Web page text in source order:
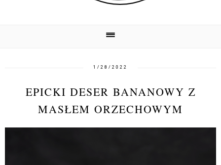
1/28/2022
EPICKI DESER BANANOWY Z
MASŁEM ORZECHOWYM